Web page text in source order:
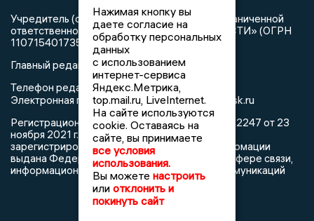
Учредитель (соучредители): Общество с ограниченной
ответственностью «РЕГИОНАЛЬНЫЕ НОВОСТИ» (ОГРН
1107154017354)
Главный редактор: Герцог Е.Г.
Телефон редакции: +7 903 699 9427
Электронная почта редакции:info@newslipetsk.ru
Регистрационный номер: серия Эл № ФС77-82247 от 23
ноября 2021 г. согласно выписке из реестра
зарегистрированных средств массовой информации
выдана Федеральной службой по надзору в сфере связи,
информационных технологий и массовых коммуникаций
Нажимая кнопку вы
даете согласие на
обработку персональных
данных
с использованием
интернет-сервиса
Яндекс.Метрика,
top.mail.ru, LiveInternet.
На сайте используются
cookie. Оставаясь на
сайте, вы принимаете
все условия
использования.
Вы можете настроить
или отклонить и
покинуть сайт